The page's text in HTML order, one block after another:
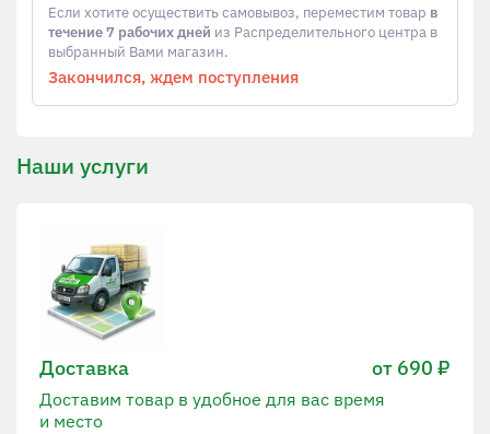
Если хотите осуществить самовывоз, переместим товар в
течение 7 рабочих дней из Распределительного центра в
выбранный Вами магазин.
Закончился, ждем поступления
Наши услуги
Доставка от 690 ₽
Доставим товар в удобное для вас время
и место